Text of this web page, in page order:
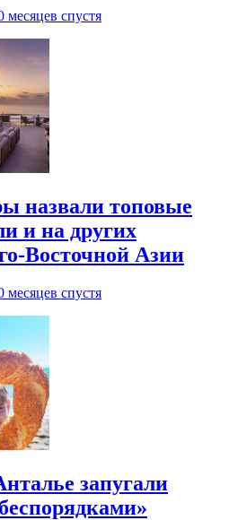
месяцев спустя
назвали топовые
и на других
Восточной Азии
месяцев спустя
запугали